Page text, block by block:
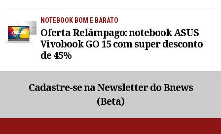
NOTEBOOK BOM E BARATO
Oferta Relâmpago: notebook ASUS
Vivobook GO 15 com super desconto
de 45%
Cadastre-se na Newsletter do Bnews
(Beta)